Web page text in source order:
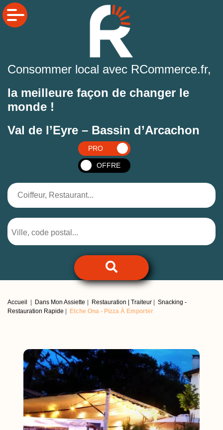
Consommer local avec RCommerce.fr,
la meilleure façon de changer le
monde !
Val de l’Eyre – Bassin d’Arcachon
PRO
OFFRE
Accueil Dans Mon Assiette Restauration | Traiteur
Snacking -
Restauration Rapide
Etche Ona - Pizza À Emporter